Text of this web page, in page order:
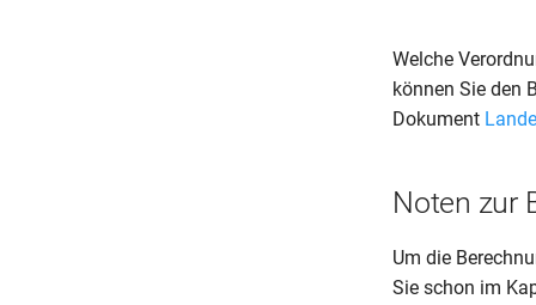
Welche
können Sie den
Dokument
Noten zur
Um die
Sie schon im